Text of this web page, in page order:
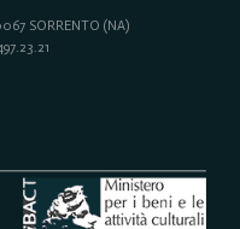
SORRENTO (NA)